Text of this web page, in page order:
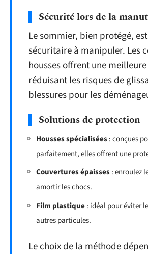
Sécurité lors de la
Le sommier, bien protégé,
sécuritaire à manipuler. Les
housses offrent une
réduisant les risques de
blessures pour les
Solutions de protection
Housses spécialisées: conçues
parfaitement, elles offrent une
Couvertures épaisses: enroulez
amortir les chocs.
Film plastique: idéal pour éviter
autres particules.
Le choix de la méthode